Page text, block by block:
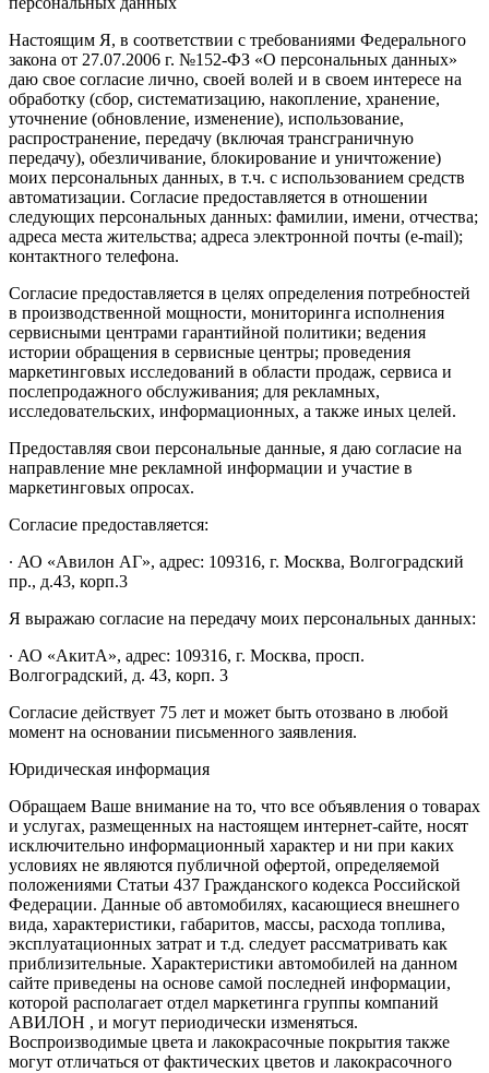
Настоящим Я, в соответствии с требованиями Федерального
закона от 27.07.2006 г. №152-ФЗ «О персональных данных»
даю свое согласие лично, своей волей и в своем интересе на
обработку (сбор, систематизацию, накопление, хранение,
уточнение (обновление, изменение), использование,
распространение, передачу (включая трансграничную
передачу), обезличивание, блокирование и уничтожение)
моих персональных данных, в т.ч. с использованием средств
автоматизации. Согласие предоставляется в отношении
следующих персональных данных: фамилии, имени, отчества;
адреса места жительства; адреса электронной почты (e-mail);
контактного телефона.
Согласие предоставляется в целях определения потребностей
в производственной мощности, мониторинга исполнения
сервисными центрами гарантийной политики; ведения
истории обращения в сервисные центры; проведения
маркетинговых исследований в области продаж, сервиса и
послепродажного обслуживания; для рекламных,
исследовательских, информационных, а также иных целей.
Предоставляя свои персональные данные, я даю согласие на
направление мне рекламной информации и участие в
маркетинговых опросах.
Согласие предоставляется:
∙ АО «Авилон АГ», адрес: 109316, г. Москва, Волгоградский
пр., д.43, корп.3
Я выражаю согласие на передачу моих персональных данных:
∙ АО «АкитА», адрес: 109316, г. Москва, просп.
Волгоградский, д. 43, корп. 3
Согласие действует 75 лет и может быть отозвано в любой
момент на основании письменного заявления.
Юридическая информация
Обращаем Ваше внимание на то, что все объявления о товарах
и услугах, размещенных на настоящем интернет-сайте, носят
исключительно информационный характер и ни при каких
условиях не являются публичной офертой, определяемой
положениями Статьи 437 Гражданского кодекса Российской
Федерации. Данные об автомобилях, касающиеся внешнего
вида, характеристики, габаритов, массы, расхода топлива,
эксплуатационных затрат и т.д. следует рассматривать как
приблизительные. Характеристики автомобилей на данном
сайте приведены на основе самой последней информации,
которой располагает отдел маркетинга группы компаний
АВИЛОН , и могут периодически изменяться.
Воспроизводимые цвета и лакокрасочные покрытия также
могут отличаться от фактических цветов и лакокрасочного